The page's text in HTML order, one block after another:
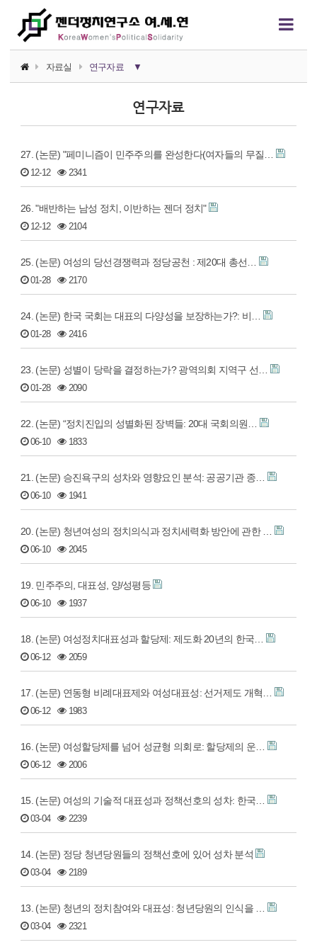
자료실 연구자료 ▼
논평/성명
언론보도
행사자료
카드뉴스
정치에서의 여성폭력
영상자료
연구자료
27. (논문) "페미니즘이 민주주의를 완성한다(여자들의 무질…
12-12 2341
26. "배반하는 남성 정치, 이반하는 젠더 정치"
12-12 2104
25. (논문) 여성의 당선경쟁력과 정당공천 : 제20대 총선…
01-28 2170
24. (논문) 한국 국회는 대표의 다양성을 보장하는가?: 비…
01-28 2416
23. (논문) 성별이 당락을 결정하는가? 광역의회 지역구 선…
01-28 2090
22. (논문) “정치진입의 성별화된 장벽들: 20대 국회의원…
06-10 1833
21. (논문) 승진욕구의 성차와 영향요인 분석: 공공기관 종…
06-10 1941
20. (논문) 청년여성의 정치의식과 정치세력화 방안에 관한 …
06-10 2045
19. 민주주의, 대표성, 양/성평등
06-10 1937
18. (논문) 여성정치대표성과 할당제: 제도화 20년의 한국…
06-12 2059
17. (논문) 연동형 비례대표제와 여성대표성: 선거제도 개혁…
06-12 1983
16. (논문) 여성할당제를 넘어 성균형 의회로: 할당제의 운…
06-12 2006
15. (논문) 여성의 기술적 대표성과 정책선호의 성차: 한국…
03-04 2239
14. (논문) 정당 청년당원들의 정책선호에 있어 성차 분석
03-04 2189
13. (논문) 청년의 정치참여와 대표성: 청년당원의 인식을 …
03-04 2321